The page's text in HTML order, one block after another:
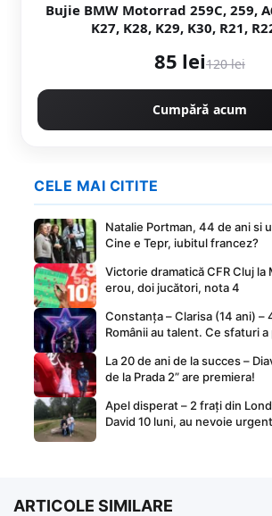
Bujie BMW Motorrad 259C, 259,
K27, K28, K29, K30, R21,
85 lei120 lei
Cumpără acum
CELE MAI CITITE
Natalie Portman, 44 de ani si
Cine e Tepr, iubitul francez?
Victorie dramatică CFR Cluj la
erou, doi jucători, nota 4
Constanța – Clarisa (14 ani) –
Românii au talent. Ce sfaturi a
La 20 de ani de la succes –
de la Prada 2” are premiera!
Apel disperat – 2 frați din
David 10 luni, au nevoie
ARTICOLE SIMILARE